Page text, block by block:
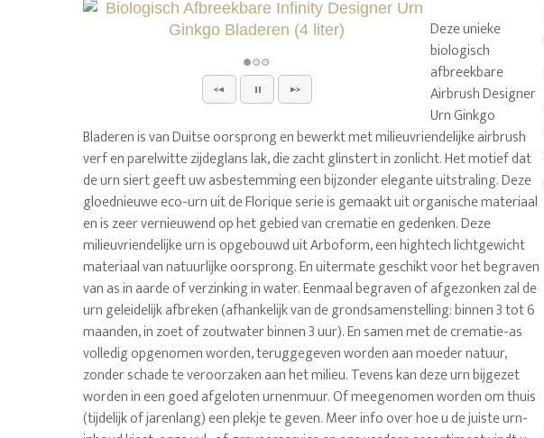
Deze unieke
biologisch
afbreekbare
Airbrush Designer
Urn Ginkgo
Bladeren is van Duitse oorsprong en bewerkt met milieuvriendelijke airbrush
verf en parelwitte zijdeglans lak, die zacht glinstert in zonlicht. Het motief dat
de urn siert geeft uw asbestemming een bijzonder elegante uitstraling. Deze
gloednieuwe eco-urn uit de Florique serie is gemaakt uit organische materiaal
en is zeer vernieuwend op het gebied van crematie en gedenken. Deze
milieuvriendelijke urn is opgebouwd uit Arboform, een hightech lichtgewicht
materiaal van natuurlijke oorsprong. En uitermate geschikt voor het begraven
van as in aarde of verzinking in water. Eenmaal begraven of afgezonken zal de
urn geleidelijk afbreken (afhankelijk van de grondsamenstelling: binnen 3 tot 6
maanden, in zoet of zoutwater binnen 3 uur). En samen met de crematie-as
volledig opgenomen worden, teruggegeven worden aan moeder natuur,
zonder schade te veroorzaken aan het milieu. Tevens kan deze urn bijgezet
worden in een goed afgeloten urnenmuur. Of meegenomen worden om thuis
(tijdelijk of jarenlang) een plekje te geven. Meer info over hoe u de juiste urn-